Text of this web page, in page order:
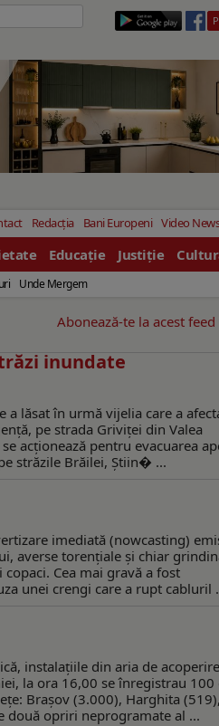
Redacția Bani Europeni Video News
Educație Justiție
Unde Mergem
Abonează-te la acest feed
inundate
lăsat în urmă vijelia care a
pe strada Griviței din Valea
acţionează pentru evacuarea
străzile Brăilei, Ştiin� ...
imediată (nowcasting)
averse torenţiale şi chiar
Cea mai gravă a fost
unei crengi care a rupt cabluril
instalațiile din aria de
la ora 16,00 se înregistrau 100
Brașov (3.000), Harghita (519),
două opriri neprogramate al ...